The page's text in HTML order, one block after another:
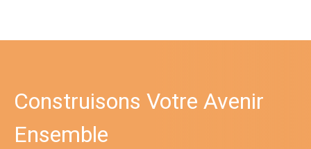
Construisons Votre Avenir
Ensemble